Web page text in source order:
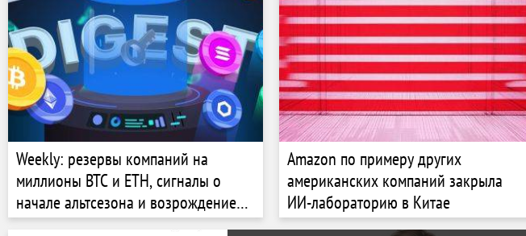
Weekly: резервы компаний на
миллионы BTC и ETH, сигналы о
начале альтсезона и возрождение
NFT
Amazon по примеру других
американских компаний закрыла
ИИ-лабораторию в Китае